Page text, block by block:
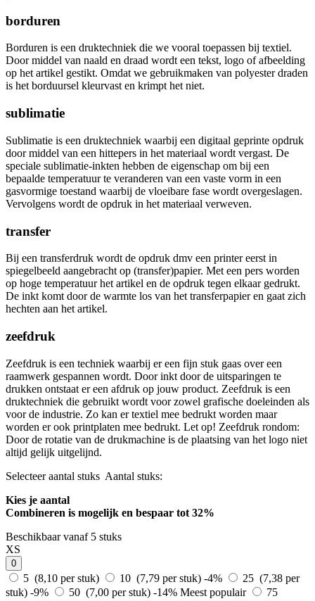
borduren
Borduren is een druktechniek die we vooral toepassen bij textiel.
Door middel van naald en draad wordt een tekst, logo of afbeelding
op het artikel gestikt. Omdat we gebruikmaken van polyester draden
is het borduursel kleurvast en krimpt het niet.
sublimatie
Sublimatie is een druktechniek waarbij een digitaal geprinte opdruk
door middel van een hittepers in het materiaal wordt vergast. De
speciale sublimatie-inkten hebben de eigenschap om bij een
bepaalde temperatuur te veranderen van een vaste vorm in een
gasvormige toestand waarbij de vloeibare fase wordt overgeslagen.
Vervolgens wordt de opdruk in het materiaal verweven.
transfer
Bij een transferdruk wordt de opdruk dmv een printer eerst in
spiegelbeeld aangebracht op (transfer)papier. Met een pers worden
op hoge temperatuur het artikel en de opdruk tegen elkaar gedrukt.
De inkt komt door de warmte los van het transferpapier en gaat zich
hechten aan het artikel.
zeefdruk
Zeefdruk is een techniek waarbij er een fijn stuk gaas over een
raamwerk gespannen wordt. Door inkt door de uitsparingen te
drukken ontstaat er een afdruk op jouw product. Zeefdruk is een
druktechniek die gebruikt wordt voor zowel grafische doeleinden als
voor de industrie. Zo kan er textiel mee bedrukt worden maar
worden er ook printplaten mee bedrukt. Let op! Zeefdruk rondom:
Door de rotatie van de drukmachine is de plaatsing van het logo niet
altijd gelijk uitgelijnd.
Selecteer aantal stuks Aantal stuks:
Kies je aantal
Combineren is mogelijk en bespaar tot 32%
Beschikbaar vanaf 5 stuks
XS
0
5 (8,10 per stuk) 10 (7,79 per stuk) -4%
25 (7,38 per
stuk) -9% 50 (7,00 per stuk) -14% Meest populair
75